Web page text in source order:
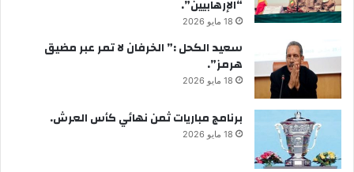
“الإرهابيين”.
18 مايو 2026
سعيد الكحل :” الخرفان لا تمر عبر مضيق
هرمز”.
18 مايو 2026
برنامج مباريات ثمن نهائي كأس العرش.
18 مايو 2026